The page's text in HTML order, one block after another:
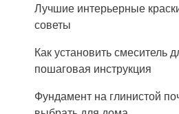
Лучшие интерьерные
советы
Как установить смеситель
пошаговая инструкция
Фундамент на глинистой